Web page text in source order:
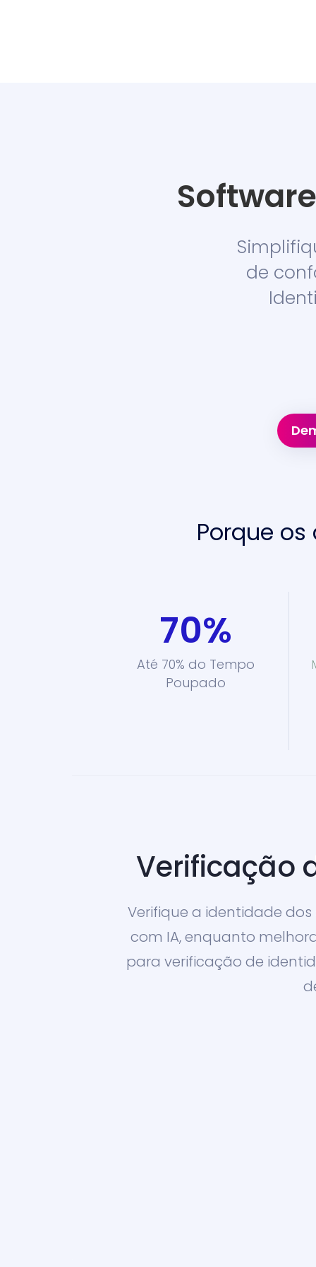
de
Porque
70%
Até 70% do Tempo
Poupado
Verificação
Verifique a identidade
com IA, enquanto
para verificação de